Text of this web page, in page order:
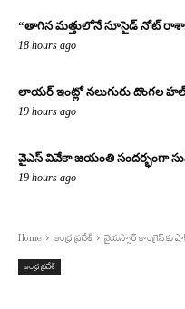
“తాగిన మత్తులోనే సూసైడ్ నోట్
18 hours ago
లాయర్ ఇంట్లో నలుగురు దొంగల
19 hours ago
వైఎస్ వివేకా జయంతి సందర్భంగా
19 hours ago